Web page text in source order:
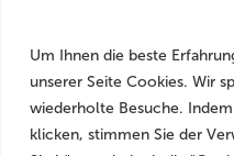
Um Ihnen die beste
unserer Seite Cookies. Wir
wiederholte Besuche.
klicken, stimmen Sie der